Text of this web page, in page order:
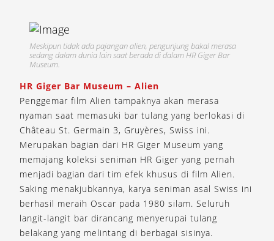
Meskipun tidak ada pajangan alien, pengunjung bakal merasa
sedang dalam dunia lain saat berada di dalam HR Giger Bar
Museum.
HR Giger Bar Museum – Alien
Penggemar film Alien tampaknya akan merasa
nyaman saat memasuki bar tulang yang berlokasi di
Château St. Germain 3, Gruyères, Swiss ini.
Merupakan bagian dari HR Giger Museum yang
memajang koleksi seniman HR Giger yang pernah
menjadi bagian dari tim efek khusus di film Alien.
Saking menakjubkannya, karya seniman asal Swiss ini
berhasil meraih Oscar pada 1980 silam. Seluruh
langit-langit bar dirancang menyerupai tulang
belakang yang melintang di berbagai sisinya.